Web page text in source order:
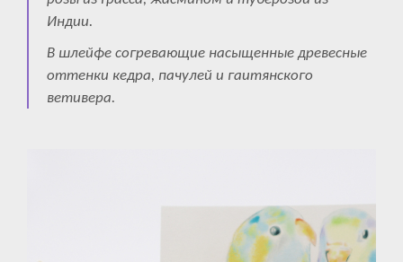
Индии.
В шлейфе согревающие насыщенные древесные
оттенки кедра, пачулей и гаитянского
ветивера.